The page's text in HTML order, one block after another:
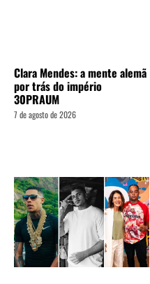
Clara Mendes: a mente alemã
por trás do império
30PRAUM
7 de agosto de 2026